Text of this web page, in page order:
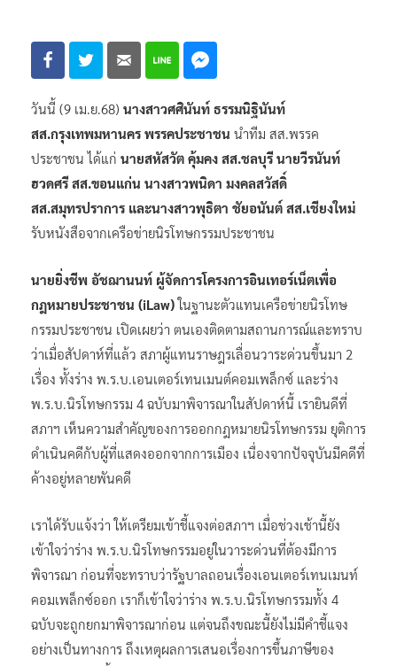
วันนี้ (9 เม.ย.68) นางสาวศศินันท์ ธรรมนิฐินันท์
สส.กรุงเทพมหานคร พรรคประชาชน นำทีม สส.พรรค
ประชาชน ได้แก่ นายสหัสวัต คุ้มคง สส.ชลบุรี นายวีรนันท์
ฮวดศรี สส.ขอนแก่น นางสาวพนิดา มงคลสวัสดิ์
สส.สมุทรปราการ และนางสาวพุธิตา ชัยอนันต์ สส.เชียงใหม่
รับหนังสือจากเครือข่ายนิรโทษกรรมประชาชน
นายยิ่งชีพ อัชฌานนท์ ผู้จัดการโครงการอินเทอร์เน็ตเพื่อ
กฎหมายประชาชน (iLaw)ในฐานะตัวแทนเครือข่ายนิรโทษ
กรรมประชาชน เปิดเผยว่า ตนเองติดตามสถานการณ์และทราบ
ว่าเมื่อสัปดาห์ที่แล้ว สภาผู้แทนราษฎรเลื่อนวาระด่วนขึ้นมา 2
เรื่อง ทั้งร่าง พ.ร.บ.เอนเตอร์เทนเมนต์คอมเพล็กซ์ และร่าง
พ.ร.บ.นิรโทษกรรม 4 ฉบับมาพิจารณาในสัปดาห์นี้ เรายินดีที่
สภาฯ เห็นความสำคัญของการออกกฎหมายนิรโทษกรรม ยุติการ
ดำเนินคดีกับผู้ที่แสดงออกจากการเมือง เนื่องจากปัจจุบันมีคดีที่
ค้างอยู่หลายพันคดี
เราได้รับแจ้งว่า ให้เตรียมเข้าชี้แจงต่อสภาฯ เมื่อช่วงเช้านี้ยัง
เข้าใจว่าร่าง พ.ร.บ.นิรโทษกรรมอยู่ในวาระด่วนที่ต้องมีการ
พิจารณา ก่อนที่จะทราบว่ารัฐบาลถอนเรื่องเอนเตอร์เทนเมนท์
คอมเพล็กซ์ออก เราก็เข้าใจว่าร่าง พ.ร.บ.นิรโทษกรรมทั้ง 4
ฉบับจะถูกยกมาพิจารณาก่อน แต่จนถึงขณะนี้ยังไม่มีคำชี้แจง
อย่างเป็นทางการ ถึงเหตุผลการเสนอเรื่องการขึ้นภาษีของ